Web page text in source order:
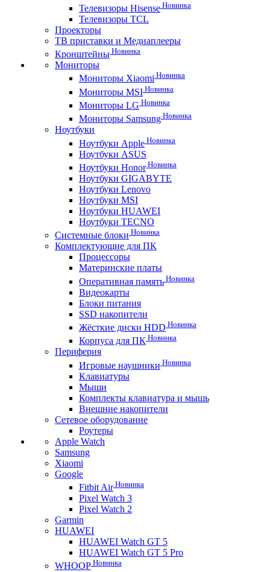
Телевизоры Hisense Новинка
Телевизоры TCL
Проекторы
ТВ приставки и Медиаплееры
Кронштейны Новинка
Мониторы
Мониторы Xiaomi Новинка
Мониторы MSI Новинка
Мониторы LG Новинка
Мониторы Samsung Новинка
Ноутбуки
Ноутбуки Apple Новинка
Ноутбуки ASUS
Ноутбуки HonorНовинка
Ноутбуки GIGABYTE
Ноутбуки Lenovo
Ноутбуки MSI
Ноутбуки HUAWEI
Ноутбуки TECNO
Системные блоки Новинка
Комплектующие для ПК
Процессоры
Материнские платы
Оперативная память Новинка
Видеокарты
Блоки питания
SSD накопители
Жёсткие диски HDD Новинка
Корпуса для ПК Новинка
Периферия
Игровые наушники Новинка
Клавиатуры
Мыши
Комплекты клавиатура и мышь
Внешние накопители
Сетевое оборудование
Роутеры
Apple Watch
Samsung
Xiaomi
Google
Fitbit AirНовинка
Pixel Watch 3
Pixel Watch 2
Garmin
HUAWEI
HUAWEI Watch GT 5
HUAWEI Watch GT 5 Pro
WHOOP Новинка